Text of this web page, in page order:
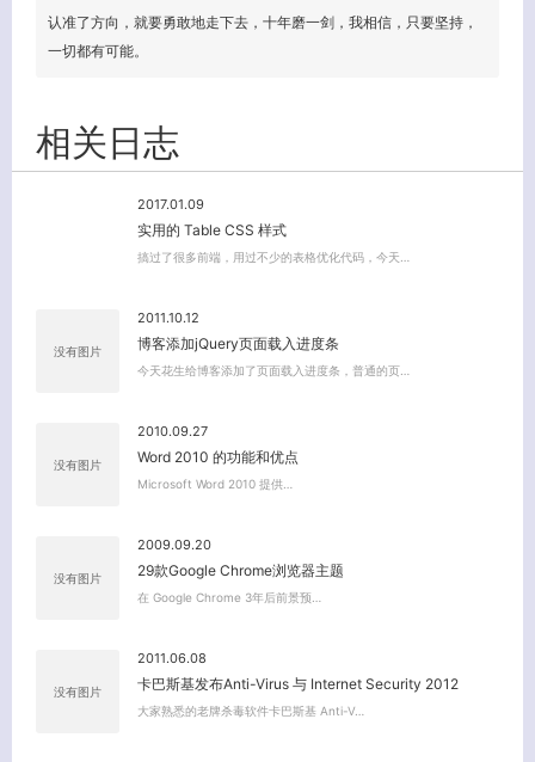
认准了方向，就要勇敢地走下去，十年磨一剑，我相信，只要坚持，
一切都有可能。
相关日志
2017.01.09
实用的 Table CSS 样式
搞过了很多前端，用过不少的表格优化代码，今天…
没有图片
2011.10.12
博客添加jQuery页面载入进度条
今天花生给博客添加了页面载入进度条，普通的页…
没有图片
2010.09.27
Word 2010 的功能和优点
Microsoft Word 2010 提供…
没有图片
2009.09.20
29款Google Chrome浏览器主题
在 Google Chrome 3年后前景预…
没有图片
2011.06.08
卡巴斯基发布Anti-Virus 与 Internet Security 2012
大家熟悉的老牌杀毒软件卡巴斯基 Anti-V…